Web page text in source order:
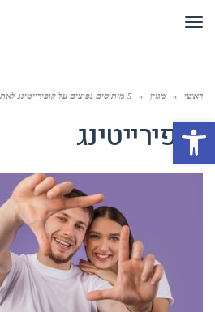
פתח סרגל נגישות
תפריט
ראשי » מגזין » 5 מיתוסים נפוצים על קופירייטינג לאתר אינטרנט
קופירייטינג